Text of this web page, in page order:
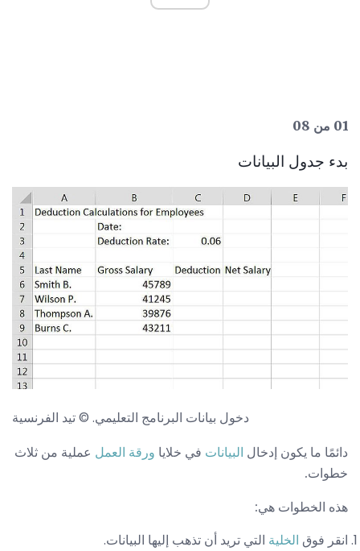
01 من 08
بدء جدول البيانات
دخول بيانات البرنامج التعليمي. © تيد الفرنسية
دائمًا ما يكون إدخال البيانات في خلايا ورقة العمل عملية من ثلاث
خطوات.
هذه الخطوات هي:
انقر فوق الخلية التي تريد أن تذهب إليها البيانات.